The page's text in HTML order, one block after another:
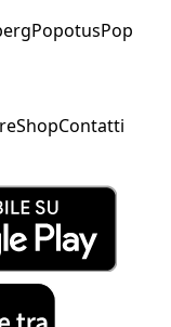
PopotusPop
ShopContatti